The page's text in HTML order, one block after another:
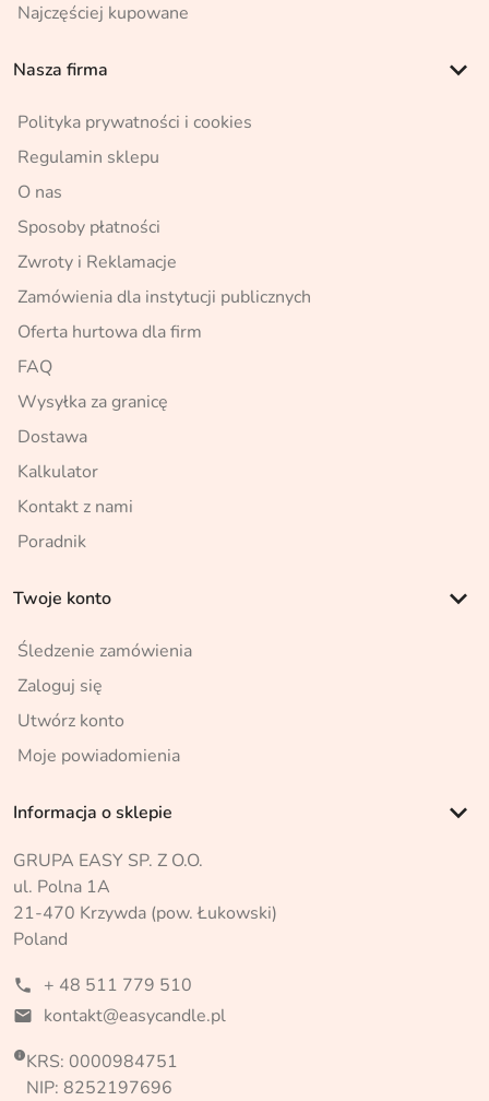
Najczęściej kupowane
Nasza firma keyboard_arrow_down
Polityka prywatności i cookies
Regulamin sklepu
O nas
Sposoby płatności
Zwroty i Reklamacje
Zamówienia dla instytucji publicznych
Oferta hurtowa dla firm
FAQ
Wysyłka za granicę
Dostawa
Kalkulator
Kontakt z nami
Poradnik
Twoje konto keyboard_arrow_down
Śledzenie zamówienia
Zaloguj się
Utwórz konto
Moje powiadomienia
Informacja o sklepie keyboard_arrow_down
GRUPA EASY SP. Z O.O.
ul. Polna 1A
21-470 Krzywda (pow. Łukowski)
Poland
phone + 48 511 779 510
mail kontakt@easycandle.pl
KRS: 0000984751
NIP: 8252197696